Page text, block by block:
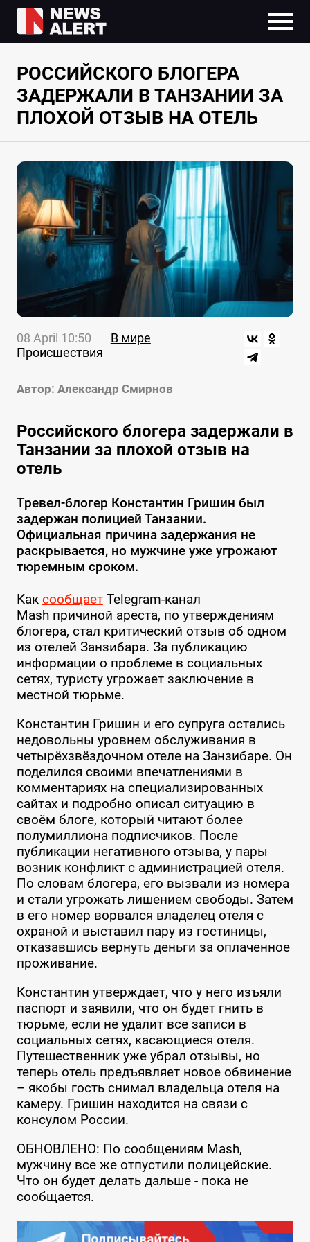
РОССИЙСКОГО БЛОГЕРА
ЗАДЕРЖАЛИ В ТАНЗАНИИ ЗА
ПЛОХОЙ ОТЗЫВ НА ОТЕЛЬ
08 April 10:50
В мире
Происшествия
Автор: Александр Смирнов
Российского блогера задержали в
Танзании за плохой отзыв на
отель
Тревел-блогер Константин Гришин был
задержан полицией Танзании.
Официальная причина задержания не
раскрывается, но мужчине уже угрожают
тюремным сроком.
Как сообщаетTelegram-канал
Mash причиной ареста, по утверждениям
блогера, стал критический отзыв об одном
из отелей Занзибара. За публикацию
информации о проблеме в социальных
сетях, туристу угрожает заключение в
местной тюрьме.
Константин Гришин и его супруга остались
недовольны уровнем обслуживания в
четырёхзвёздочном отеле на Занзибаре. Он
поделился своими впечатлениями в
комментариях на специализированных
сайтах и подробно описал ситуацию в
своём блоге, который читают более
полумиллиона подписчиков. После
публикации негативного отзыва, у пары
возник конфликт с администрацией отеля.
По словам блогера, его вызвали из номера
и стали угрожать лишением свободы. Затем
в его номер ворвался владелец отеля с
охраной и выставил пару из гостиницы,
отказавшись вернуть деньги за оплаченное
проживание.
Константин утверждает, что у него изъяли
паспорт и заявили, что он будет гнить в
тюрьме, если не удалит все записи в
социальных сетях, касающиеся отеля.
Путешественник уже убрал отзывы, но
теперь отель предъявляет новое обвинение
– якобы гость снимал владельца отеля на
камеру. Гришин находится на связи с
консулом России.
ОБНОВЛЕНО: По сообщениям Mash,
мужчину все же отпустили полицейские.
Что он будет делать дальше - пока не
сообщается.